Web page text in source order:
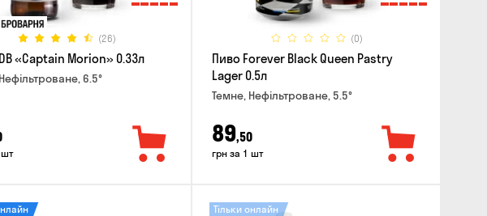
(26)
«Captain Morion» 0.33л
6.5°
шт
(0)
Пиво Forever Black Queen Pastry
Lager 0.5л
Темне, Нефільтроване, 5.5°
89,50
грн за 1 шт
Тільки онлайн